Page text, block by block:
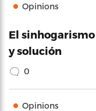
Opinions
El
y solución
0
Opinions